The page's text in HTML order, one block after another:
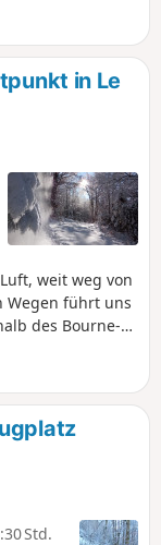
in Le
weit weg von
Wegen führt uns
des Bourne-
Std.